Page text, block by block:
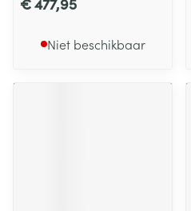
Niet beschikbaar